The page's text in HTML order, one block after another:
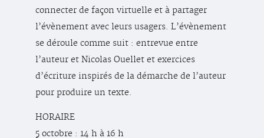
connecter de façon virtuelle et à partager
l’évènement avec leurs usagers. L’évènement
se déroule comme suit : entrevue entre
l’auteur et Nicolas Ouellet et exercices
d’écriture inspirés de la démarche de l’auteur
pour produire un texte.
HORAIRE
5 octobre : 14 h à 16 h